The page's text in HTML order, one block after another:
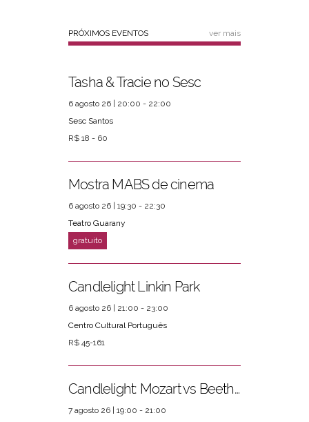
PRÓXIMOS EVENTOS ver mais
Tasha & Tracie no Sesc
6 agosto 26 | 20:00 - 22:00
Sesc Santos
R$ 18 - 60
Mostra MABS de cinema
6 agosto 26 | 19:30 - 22:30
Teatro Guarany
Candlelight Linkin Park
6 agosto 26 | 21:00 - 23:00
Centro Cultural Português
R$ 45-161
Candlelight: Mozart vs Beethoven
7 agosto 26 | 19:00 - 21:00